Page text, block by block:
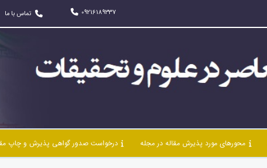
09216189337 تماس با ما
محورهای مورد پذیرش مقاله در مجله درخواست صدور گواهی پذیرش و چاپ